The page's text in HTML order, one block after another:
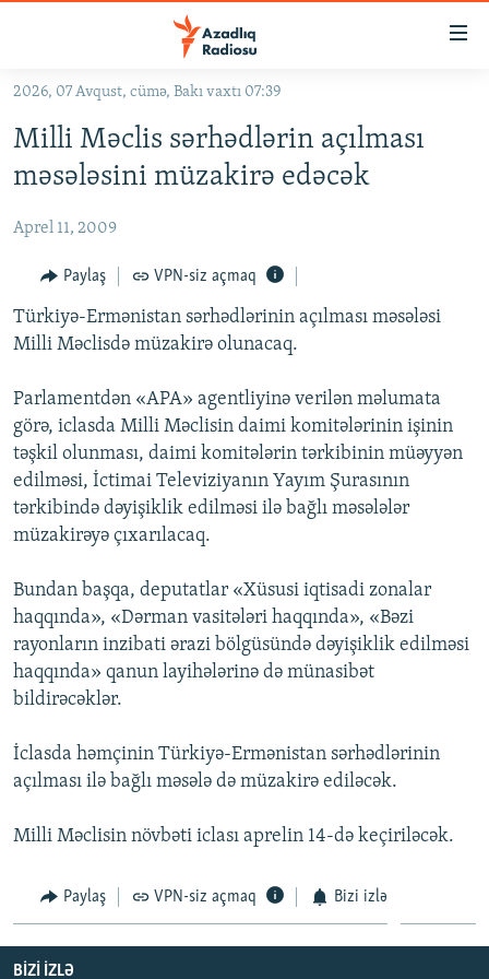
Əsas
qayıt
Əsas
qayıt
#ƏSLINDƏ
FƏRQƏ BAX
QANUNI DOĞRU
ARAŞDIRMA
MULTIMEDIA
VIDEO
FOTOQALEREYA
İNFOQRAFIKA
KARIKATURA
RADIO ARXIV
OXU ZALI
AZƏRBAYCAN ƏDƏBIYYATI KITABXANASI
İSLAM VƏ DEMOKRATIYA
İZ - MƏDƏNIYYƏT PROQRAMI
HAQQIMIZDA
MISSIYAMIZ
PEŞƏ ETIKASI VƏ JURNALISTIKA STANDARTLARIMIZ
MATERIALLARIMIZDAN ISTIFADƏ
AZADLIQRADIOSU MOBIL TELEFONUNUZDA
BIZIMLƏ ƏLAQƏ
XƏBƏR BÜLLETENLƏRIMIZ
BIZI IZLƏ
RFE/RL-in bütün saytları
2026, 07 Avqust, cümə, Bakı vaxtı 07:39
Milli Məclis sərhədlərin açılması
məsələsini müzakirə edəcək
Aprel 11, 2009
Paylaş VPN-siz açmaq
Türkiyə-Ermənistan sərhədlərinin açılması məsələsi
Milli Məclisdə müzakirə olunacaq.
Parlamentdən «APA» agentliyinə verilən məlumata
görə, iclasda Milli Məclisin daimi komitələrinin işinin
təşkil olunması, daimi komitələrin tərkibinin müəyyən
edilməsi, İctimai Televiziyanın Yayım Şurasının
tərkibində dəyişiklik edilməsi ilə bağlı məsələlər
müzakirəyə çıxarılacaq.
Bundan başqa, deputatlar «Xüsusi iqtisadi zonalar
haqqında», «Dərman vasitələri haqqında», «Bəzi
rayonların inzibati ərazi bölgüsündə dəyişiklik edilməsi
haqqında» qanun layihələrinə də münasibət
bildirəcəklər.
İclasda həmçinin Türkiyə-Ermənistan sərhədlərinin
açılması ilə bağlı məsələ də müzakirə ediləcək.
Milli Məclisin növbəti iclası aprelin 14-də keçiriləcək.
Paylaş VPN-siz açmaq Bizi izlə
BIZI IZLƏ